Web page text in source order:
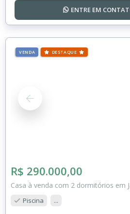
ENTRE EM
VENDA DESTAQUE
R$ 290.000,00
Casa à venda com 2 dormitórios em
Piscina ...